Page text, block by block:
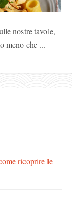
nostre tavole,
meno che ...
ricoprire le